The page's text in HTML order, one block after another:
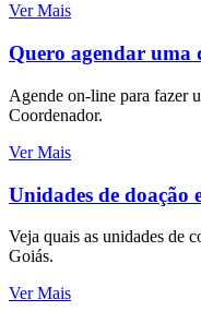
Ver Mais
Quero agendar uma
Agende on-line para fazer
Coordenador.
Ver Mais
Unidades de doação
Veja quais as unidades de
Goiás.
Ver Mais